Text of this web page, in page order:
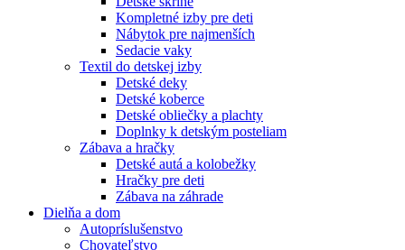
Kompletné izby pre deti
Nábytok pre najmenších
Sedacie vaky
Textil do detskej izby
Detské deky
Detské koberce
Detské obliečky a plachty
Doplnky k detským posteliam
Zábava a hračky
Detské autá a kolobežky
Hračky pre deti
Zábava na záhrade
Dielňa a dom
Autopríslušenstvo
Chovateľstvo